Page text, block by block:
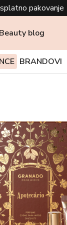
pakovanje
Beauty blog
BRANDOVI